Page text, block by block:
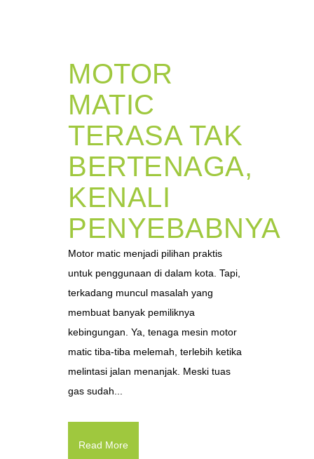
MOTOR
MATIC
TERASA TAK
BERTENAGA,
KENALI
PENYEBABNYA
Motor matic menjadi pilihan praktis
untuk penggunaan di dalam kota. Tapi,
terkadang muncul masalah yang
membuat banyak pemiliknya
kebingungan. Ya, tenaga mesin motor
matic tiba-tiba melemah, terlebih ketika
melintasi jalan menanjak. Meski tuas
gas sudah...
Read More